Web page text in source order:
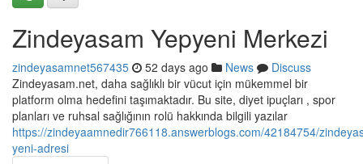
Zindeyasam Yepyeni Merkezi
zindeyasamnet567435 52 days ago News
Discuss
Zindeyasam.net, daha sağlıklı bir vücut için mükemmel bir
platform olma hedefini taşımaktadır. Bu site, diyet ipuçları , spor
planları ve ruhsal sağlığının rolü hakkında bilgili yazılar
https://zindeyaamnedir766118.answerblogs.com/42184754/
yeni-adresi